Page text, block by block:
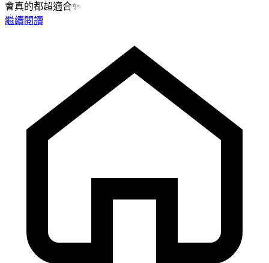
會真的都超適合✨
繼續閱讀